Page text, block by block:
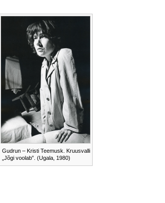
Gudrun – Kristi Teemusk. Kruusvalli
„Jõgi voolab”. (Ugala, 1980)